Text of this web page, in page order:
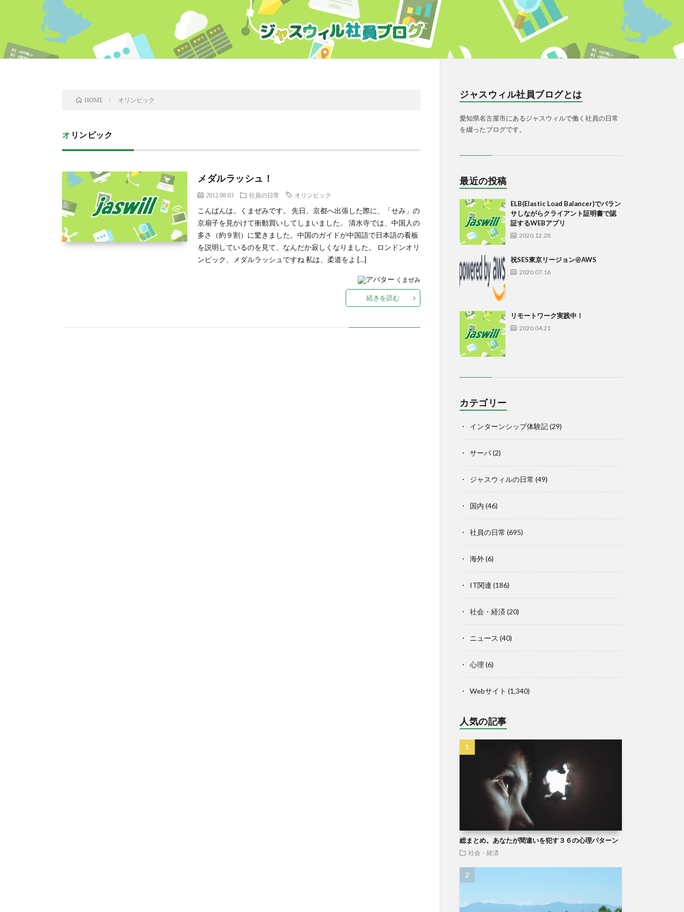
HOME オリンピック
オリンピック
メダルラッシュ！
2012.08.03 社員の日常 オリンピック
こんばんは。くまぜみです。 先日、京都へ出張した際に、「せみ」の
京扇子を見かけて衝動買いしてしまいました。 清水寺では、中国人の
多さ（約９割）に驚きました。中国のガイドが中国語で日本語の看板
を説明しているのを見て、なんだか寂しくなりました。 ロンドンオリ
ンピック、メダルラッシュですね 私は、柔道をよ […]
くまぜみ
続きを読む
ジャスウィル社員ブログとは
愛知県名古屋市にあるジャスウィルで働く社員の日常
を綴ったブログです。
最近の投稿
ELB(Elastic Load Balancer)でバラン
サしながらクライアント証明書で認
証するWEBアプリ
2020.12.28
祝SES東京リージョン@AWS
2020.07.16
リモートワーク実践中！
2020.04.21
カテゴリー
インターンシップ体験記(29)
サーバ(2)
ジャスウィルの日常 (49)
国内 (46)
社員の日常 (695)
海外(6)
IT関連 (186)
社会・経済(20)
ニュース (40)
心理 (6)
Webサイト (1,340)
人気の記事
総まとめ。あなたが間違いを犯す３６の心理パターン
社会・経済